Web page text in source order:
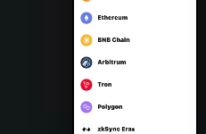
Português (Portugal)
Bahasa Indonesia